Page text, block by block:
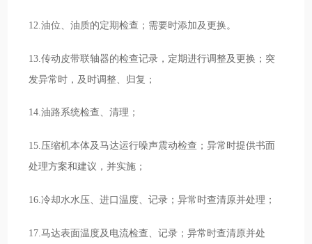
12.油位、油质的定期检查；需要时添加及更换。
13.传动皮带联轴器的检查记录，定期进行调整及更换；突
发异常时，及时调整、归复；
14.油路系统检查、清理；
15.压缩机本体及马达运行噪声震动检查；异常时提供书面
处理方案和建议，并实施；
16.冷却水水压、进口温度、记录；异常时查清原并处理；
17.马达表面温度及电流检查、记录；异常时查清原并处